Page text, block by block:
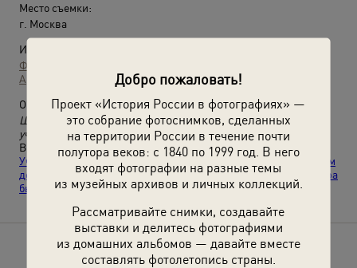
Добро пожаловать!
Проект «История России в фотографиях» —
это собрание фотоснимков, сделанных
на территории России в течение почти
полутора веков: с 1840 по 1999 год. В него
входят фотографии на разные темы
из музейных архивов и личных коллекций.
Рассматривайте снимки, создавайте
выставки и делитесь фотографиями
из домашних альбомов — давайте вместе
составлять фотолетопись страны.
Место съемки:
г. Москва
Источники:
Фотографии пользователей russiainphoto.ru
Архив Сергея Медведева
О фотографии:
Шаргородская (слева), Гоша Бенедиктов и Мария Медведева
учились вместе в техникуме и институте.
Выставки«Фотоальбом защитницы Отечества. Часть 2.
Учиться и работать – все в полную силу. Удивительной во всем
девушке Марии Медведевой посвящается»и «Часть 5. "Завтра
была война"»с этой фотографией.
Расскажите друзьям об этом фото